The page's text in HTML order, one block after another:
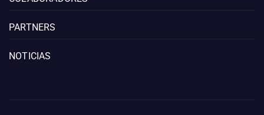
PARTNERS
NOTICIAS